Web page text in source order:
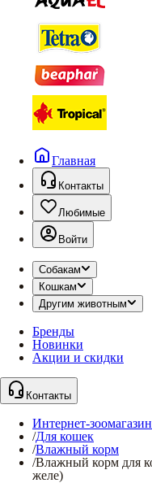
Главная
Контакты
Любимые
Войти
Собакам
Кошкам
Другим животным
Бренды
Новинки
Акции и скидки
Контакты
Интернет-
/Для кошек
/Влажный корм
/Влажный корм для
желе)